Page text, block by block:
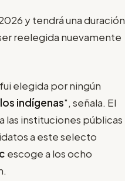
y tendrá una duración
reelegida nuevamente
elegida por ningún
indígenas", señala. El
las instituciones públicas
a este selecto
escoge a los ocho